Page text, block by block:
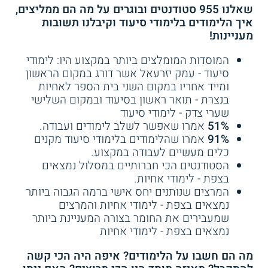
האקדמית רמת גן– מציעה מסלול לתואר
B.S.N – במסלול המשלב שלושה ימי לימודים
ושלושה ימי עבודה מעשית בשכר במקצוע
המכללה האקדמית עמק יזרעאל– מקיימת
מסלול ללימודי תואר ראשון B.A.
בית הספר האקדמי לסיעוד שיבא
השומר– בית ספר ותיק זה מקיים מגוון
מסלולי הכשרה בתחום, וביניהם מסלול ארבע
שנתי לתואר ראשון B.A, מסלול דו-שנתי
להסבת אקדמאים לסיעוד, ומסלולים נוספים.
בית הספר האקדמי דינה לסיעוד (פתח
4.3
מכללת אשקלון - תואר בלימודי
אחיות
שירות אישי חינם
(8)
לתואר שני
שירות אישי חינם
(23)
3.7
(51)
4.2
שאלנו 955 סטודנטים ובוגרים על מה הם ממליצים,
איך הלימודים בלימודי סיעוד וקיבלנו תשובות
מעניינות!
המוסדות המומלצים ביותר במקצוע היו: לימודי
סיעוד - עמק יזרעאל אשר דורג במקום הראשון
ומייד אחריו במקום השני בית הספר לאחיות
בנצרת - תואר ראשון בסיעוד ובמקום השלישי
שערי צדק - לימודי סיעוד
51% אמרו שאפשר לשלב לימודים ועבודה.
91% אמרו שהלימודים בלימודי סיעוד מקנים
כלים מעשיים לעבודה במקצוע.
הסטודנטים הכי חברותיים במסלול נמצאים
בצפת - לימודי אחיות.
המרצים שנותנים יחס אישי ברמה הגבוה ביותר
נמצאים בצפת - לימודי אחיות והמרצים
שמעבירים את החומר בצורה המעניינת ביותר
נמצאים בצפת - לימודי אחיות
מה הם חשבו על הלימודים? איפה היה הכי קשה